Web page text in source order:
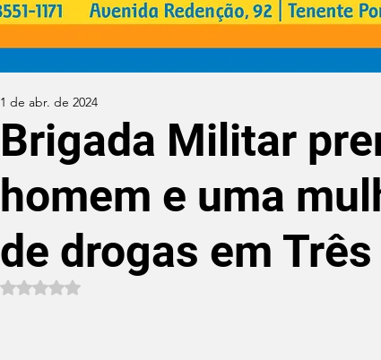
Brigada Militar
homem e uma
de drogas em
1 de abr. de 2024
Avaliado com NaN de 5 estrelas.